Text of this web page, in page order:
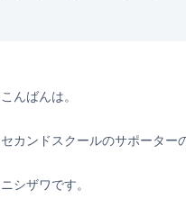
こんばんは。
セカンドスクールのサポーター
ニシザワです。